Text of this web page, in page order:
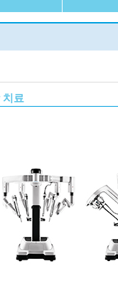
료